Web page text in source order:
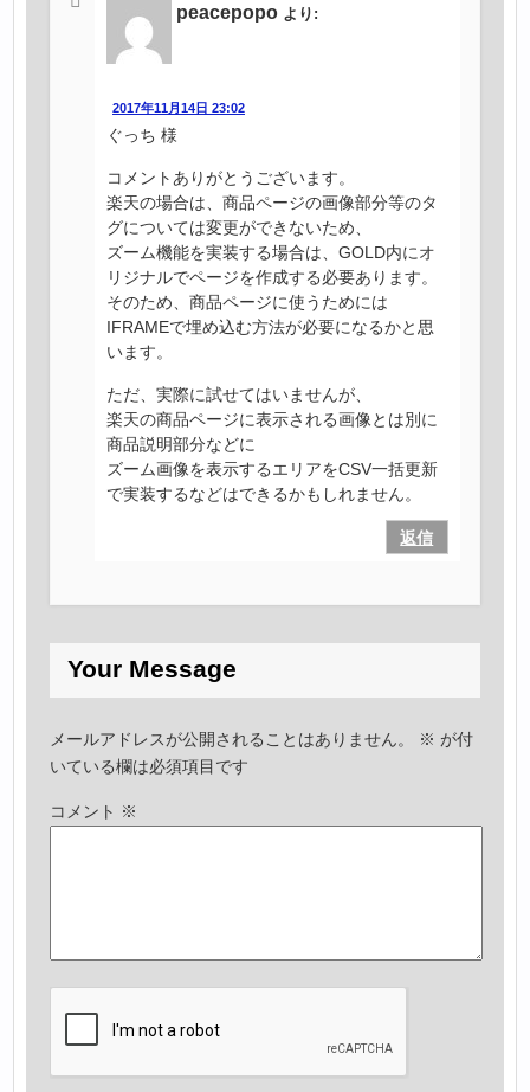
peacepopo より:
2017年11月14日 23:02
ぐっち 様
コメントありがとうございます。
楽天の場合は、商品ページの画像部分等のタ
グについては変更ができないため、
ズーム機能を実装する場合は、GOLD内にオ
リジナルでページを作成する必要あります。
そのため、商品ページに使うためには
IFRAMEで埋め込む方法が必要になるかと思
います。
ただ、実際に試せてはいませんが、
楽天の商品ページに表示される画像とは別に
商品説明部分などに
ズーム画像を表示するエリアをCSV一括更新
で実装するなどはできるかもしれません。
返信
Your Message
メールアドレスが公開されることはありません。 ※ が付
いている欄は必須項目です
コメント ※